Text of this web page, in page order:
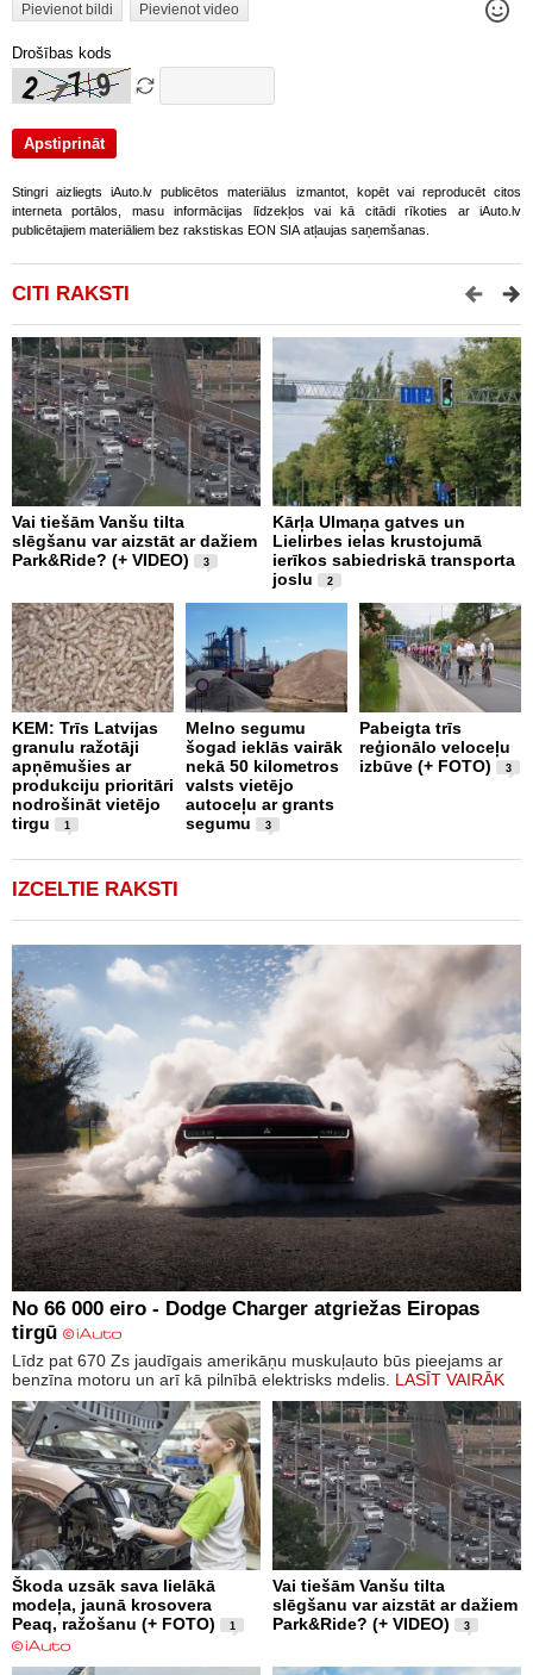
Pievienot bildi Pievienot video
Drošības kods
Stingri aizliegts iAuto.lv publicētos materiālus izmantot, kopēt vai reproducēt citos
interneta portālos, masu informācijas līdzekļos vai kā citādi rīkoties ar iAuto.lv
publicētajiem materiāliem bez rakstiskas EON SIA atļaujas saņemšanas.
CITI RAKSTI
Vai tiešām Vanšu tilta
slēgšanu var aizstāt ar dažiem
Park&Ride? (+ VIDEO)
3
Kārļa Ulmaņa gatves un
Lielirbes ielas krustojumā
ierīkos sabiedriskā transporta
joslu
2
KEM: Trīs Latvijas
granulu ražotāji
apņēmušies ar
produkciju prioritāri
nodrošināt vietējo
tirgu
1
Melno segumu
šogad ieklās vairāk
nekā 50 kilometros
valsts vietējo
autoceļu ar grants
segumu
3
Pabeigta trīs
reģionālo veloceļu
izbūve (+ FOTO)
3
IZCELTIE RAKSTI
No 66 000 eiro - Dodge Charger atgriežas Eiropas
tirgū
Līdz pat 670 Zs jaudīgais amerikāņu muskuļauto būs pieejams ar
benzīna motoru un arī kā pilnībā elektrisks mdelis. LASĪT VAIRĀK
Škoda uzsāk sava lielākā
modeļa, jaunā krosovera
Peaq, ražošanu (+ FOTO)
1
Vai tiešām Vanšu tilta
slēgšanu var aizstāt ar dažiem
Park&Ride? (+ VIDEO)
3